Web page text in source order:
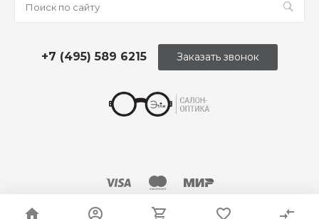
+7 (495) 589 6215 Заказать звонок